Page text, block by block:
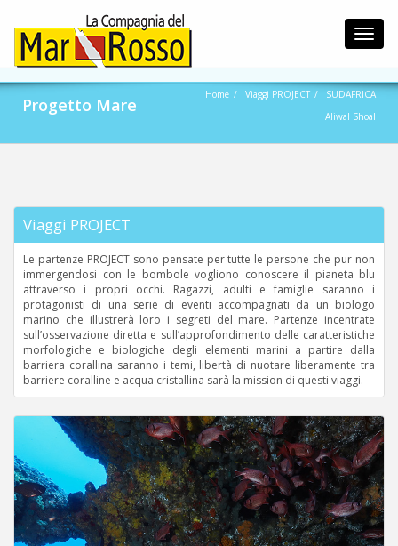
Progetto Mare Home Viaggi PROJECT
SUDAFRICA
Aliwal Shoal
Viaggi PROJECT
Le partenze PROJECT sono pensate per tutte le persone che pur non
immergendosi con le bombole vogliono conoscere il pianeta blu
attraverso i propri occhi. Ragazzi, adulti e famiglie saranno i
protagonisti di una serie di eventi accompagnati da un biologo
marino che illustrerà loro i segreti del mare. Partenze incentrate
sull’osservazione diretta e sull’approfondimento delle caratteristiche
morfologiche e biologiche degli elementi marini a partire dalla
barriera corallina saranno i temi, libertà di nuotare liberamente tra
barriere coralline e acqua cristallina sarà la mission di questi viaggi.